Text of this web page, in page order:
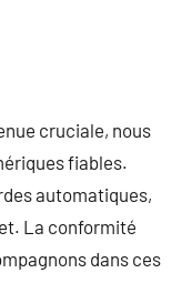
cruciale, nous
fiables.
automatiques,
La conformité
dans ces